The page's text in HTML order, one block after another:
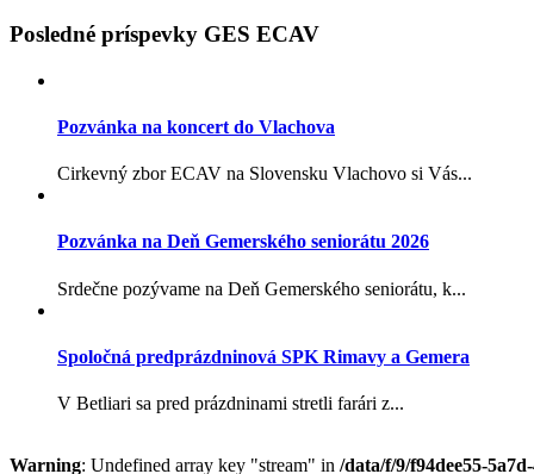
Posledné príspevky GES ECAV
Pozvánka na koncert do Vlachova
Cirkevný zbor ECAV na Slovensku Vlachovo si Vás...
Pozvánka na Deň Gemerského seniorátu 2026
Srdečne pozývame na Deň Gemerského seniorátu, k...
Spoločná predprázdninová SPK Rimavy a Gemera
V Betliari sa pred prázdninami stretli farári z...
Warning: Undefined array key "stream" in /data/f/9/f94dee55-